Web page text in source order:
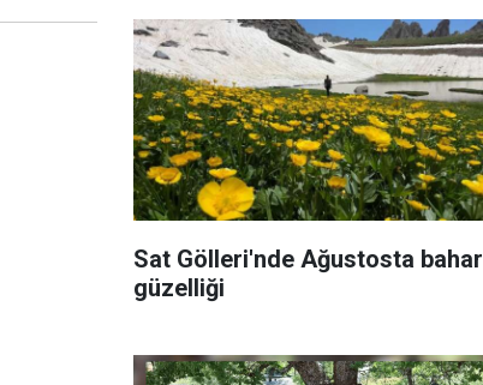
Sat Gölleri'nde Ağustosta bahar
güzelliği